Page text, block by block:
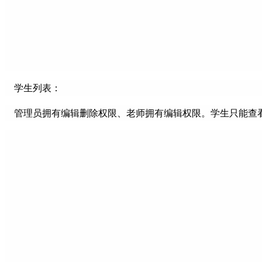
学生列表：
管理员拥有编辑删除权限、老师拥有编辑权限。学生只能查